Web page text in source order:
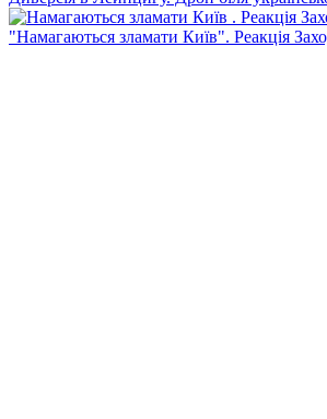
"Намагаються зламати Київ". Реакція